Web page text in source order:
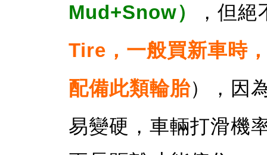
Mud+Snow）
，但
Tire，一般買新車時
配備此類輪胎），因
易變硬，車輛打滑機